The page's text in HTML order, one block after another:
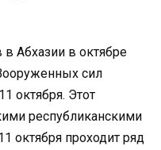
Абхазии в октябре
сил
октября. Этот
республиканскими
октября проходит ряд